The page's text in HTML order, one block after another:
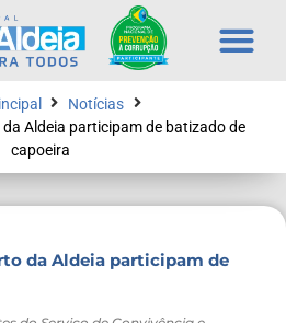
Notícias
Aldeia participam de batizado de
capoeira
da Aldeia participam de